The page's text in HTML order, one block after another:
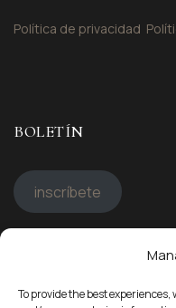
To provide the best experiences,
Política de privacidad
BOLETÍN
inscríbete
STAY CONNECTED
Síguenos en